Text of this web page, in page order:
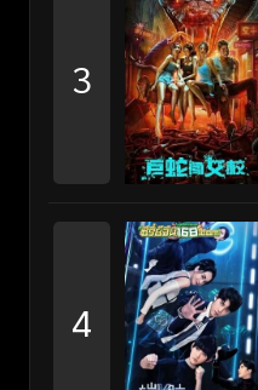
3
4